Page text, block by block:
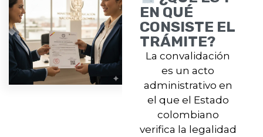
EN QUÉ
CONSISTE EL
TRÁMITE?
La convalidación
es un acto
administrativo en
el que el Estado
colombiano
verifica la legalidad